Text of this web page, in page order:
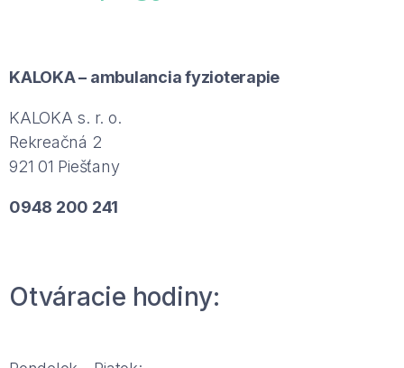
KALOKA – ambulancia fyzioterapie
KALOKA s. r. o.
Rekreačná 2
921 01 Piešťany
0948 200 241
Otváracie hodiny: